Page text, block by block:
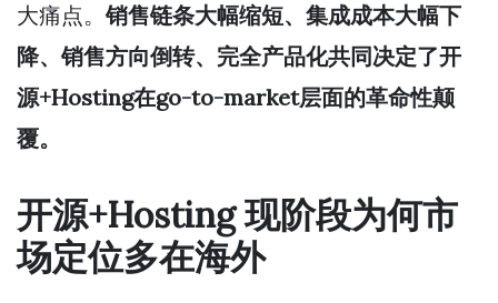
大痛点。销售链条大幅缩短、集成成本大幅下
降、销售方向倒转、完全产品化共同决定了开
源+Hosting在go-to-market层面的革命性颠
覆。
开源+Hosting 现阶段为何市
场定位多在海外